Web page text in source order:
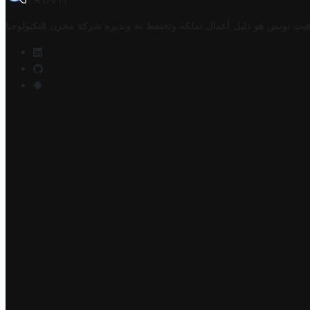
تونس هو دليل أعمال تملكه وتحتفظ به وتديره شركة مخزن التكنولوجيا